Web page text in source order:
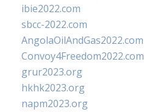
ibie2022.com
sbcc-2022.com
AngolaOilAndGas2022.com
Convoy4Freedom2022.com
grur2023.org
hkhk2023.org
napm2023.org